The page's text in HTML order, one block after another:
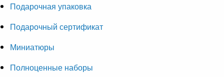
Подарочная упаковка
Подарочный сертификат
Миниатюры
Полноценные наборы